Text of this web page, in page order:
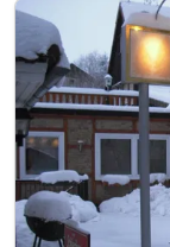
Nutzung des
Sport- und
Kinderspielecke,
Nutzung des
Frühstück
Endreinigung
1 x Harz-
malerischen